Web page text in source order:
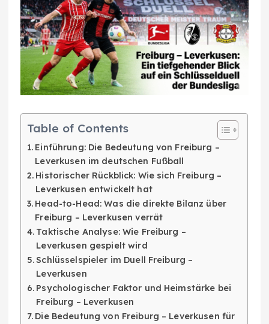
Table of Contents
Einführung: Die Bedeutung von Freiburg –
Leverkusen im deutschen Fußball
Historischer Rückblick: Wie sich Freiburg –
Leverkusen entwickelt hat
Head-to-Head: Was die direkte Bilanz über
Freiburg – Leverkusen verrät
Taktische Analyse: Wie Freiburg –
Leverkusen gespielt wird
Schlüsselspieler im Duell Freiburg –
Leverkusen
Psychologischer Faktor und Heimstärke bei
Freiburg – Leverkusen
Die Bedeutung von Freiburg – Leverkusen für